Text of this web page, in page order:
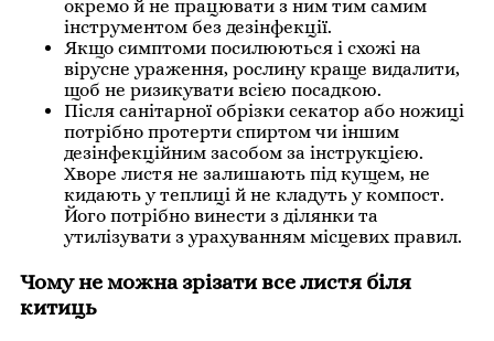
окремо й не працювати з ним тим самим
інструментом без дезінфекції.
Якщо симптоми посилюються і схожі на
вірусне ураження, рослину краще видалити,
щоб не ризикувати всією посадкою.
Після санітарної обрізки секатор або ножиці
потрібно протерти спиртом чи іншим
дезінфекційним засобом за інструкцією.
Хворе листя не залишають під кущем, не
кидають у теплиці й не кладуть у компост.
Його потрібно винести з ділянки та
утилізувати з урахуванням місцевих правил.
Чому не можна зрізати все листя біля
китиць